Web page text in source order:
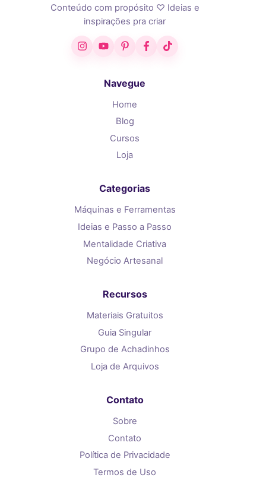
Conteúdo com propósito ♡ Ideias e
inspirações pra criar
InstagramYouTubePinterestFacebook
TikTok
Navegue
Home
Blog
Cursos
Loja
Categorias
Máquinas e Ferramentas
Ideias e Passo a Passo
Mentalidade Criativa
Negócio Artesanal
Recursos
Materiais Gratuitos
Guia Singular
Grupo de Achadinhos
Loja de Arquivos
Contato
Sobre
Contato
Política de Privacidade
Termos de Uso